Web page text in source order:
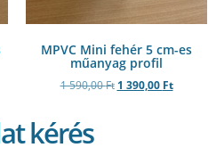
MPVC Mini fehér 5 cm-es
műanyag profil
1 590,00Ft 1 390,00 Ft
kérés